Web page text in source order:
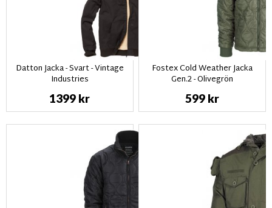
Datton Jacka - Svart - Vintage
Industries
1399 kr
Fostex Cold Weather Jacka
Gen.2 - Olivegrön
599 kr